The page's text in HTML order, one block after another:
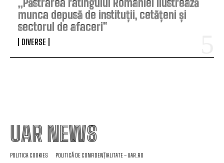
„Păstrarea ratingului României ilustrează
munca depusă de instituții, cetățeni și
sectorul de afaceri”
DIVERSE
UAR NEWS
POLITICA COOKIES POLITICĂ DE CONFIDENȚIALITATE – UAR.RO